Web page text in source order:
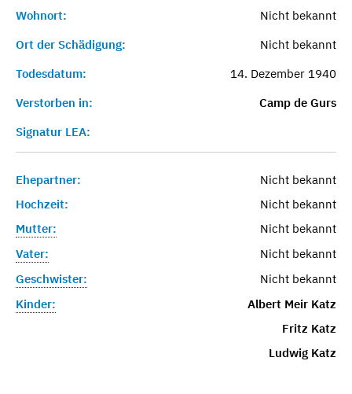
Wohnort:
Nicht bekannt
Ort der Schädigung:
Nicht bekannt
Todesdatum:
14. Dezember 1940
Verstorben in:
Camp de Gurs
Signatur LEA:
Ehepartner:
Nicht bekannt
Hochzeit:
Nicht bekannt
Mutter:
Nicht bekannt
Vater:
Nicht bekannt
Geschwister:
Nicht bekannt
Kinder:
Albert Meir Katz
Fritz Katz
Ludwig Katz